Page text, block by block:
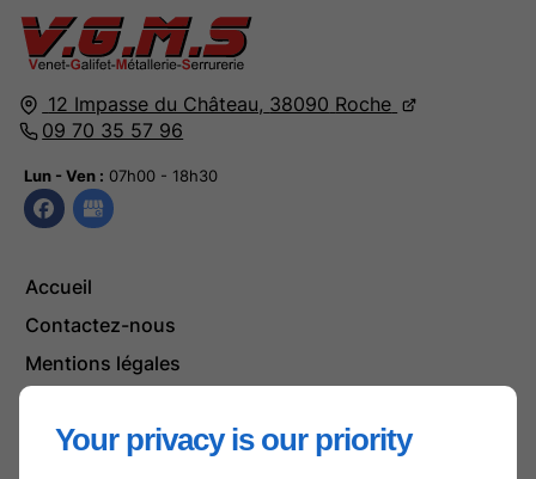
Your privacy is our priority
12 Impasse du Château, 38090 Roche
09 70 35 57 96
Lun - Ven : 07h00 - 18h30
Accueil
Contactez-nous
Mentions légales